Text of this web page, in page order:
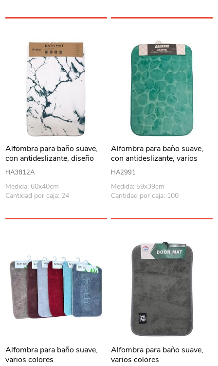
Alfombra para baño suave,
con antideslizante, diseño
mármol
HA3812A
Medida: 60x40cm
Cantidad por caja: 24
Alfombra para baño suave,
con antideslizante, varios
colores
HA2991
Medida: 59x39cm
Cantidad por caja: 100
Alfombra para baño suave,
varios colores
Alfombra para baño suave,
varios colores